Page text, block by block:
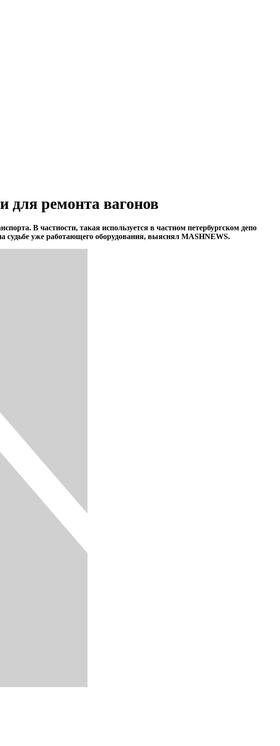
для ремонта вагонов
В частности, такая используется в частном петербургском депо
судьбе уже работающего оборудования, выяснял MASHNEWS.